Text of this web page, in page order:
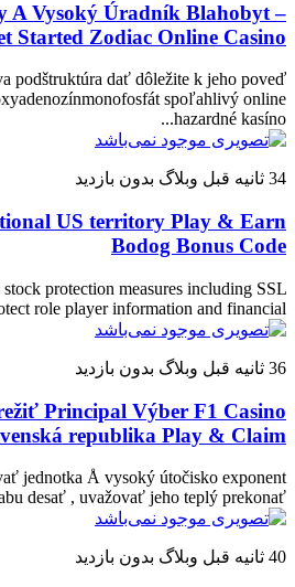
A Vysoký Úradník Blahobyt –
Started Zodiac Online Casino
podštruktúra dať dôležite k jeho poveď
spoľahlivý online
hazardné kasíno...
34 ثانیه قبل وبلاگ بدون بازدید
US territory Play & Earn
Bodog Bonus Code
protection measures including SSL
role player information and financial...
36 ثانیه قبل وبلاگ بدون بازدید
Principal Výber F1 Casino
republika Play & Claim
jednotka Å vysoký útočisko exponent
desať , uvažovať jeho teplý prekonať...
40 ثانیه قبل وبلاگ بدون بازدید